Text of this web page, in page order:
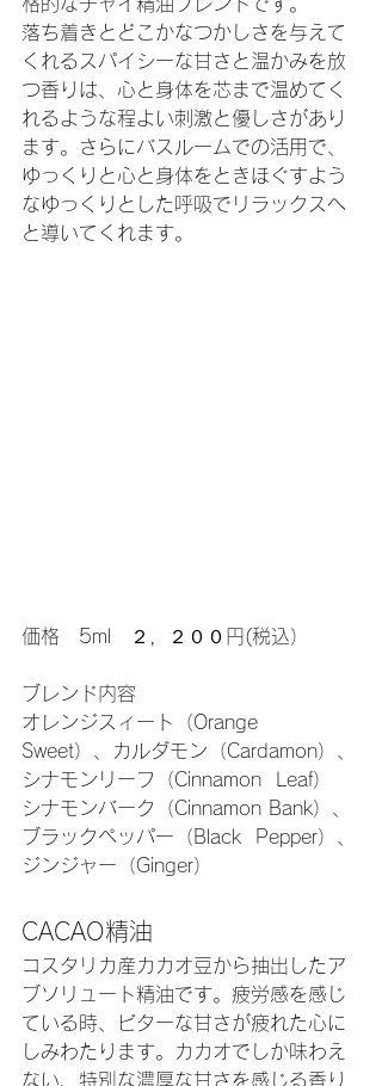
落ち着きとどこかなつかしさを与えて
くれるスパイシーな甘さと温かみを放
つ香りは、心と身体を芯まで温めてく
れるような程よい刺激と優しさがあり
ます。さらにバスルームでの活用で、
ゆっくりと心と身体をときほぐすよう
なゆっくりとした呼吸でリラックスへ
と導いてくれます。
価格　5ml　２，２００円(税込）
ブレンド内容
オレンジスィート（Orange
Sweet）、カルダモン（Cardamon）、
シナモンリーフ（Cinnamon  Leaf）
シナモンバーク（Cinnamon Bank）、
ブラックペッパー（Black  Pepper）、
ジンジャー（Ginger）
CACAO精油
コスタリカ産カカオ豆から抽出したア
ブソリュート精油です。疲労感を感じ
ている時、ビターな甘さが疲れた心に
しみわたります。カカオでしか味わえ
ない、特別な濃厚な甘さを感じる香り